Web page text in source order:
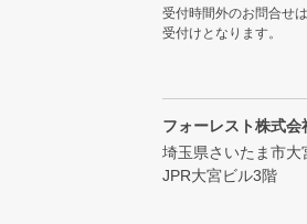
受付時間外のお問合せ
受付けとなります。
フォーレスト株式会
埼玉県さいたま市大
JPR大宮ビル3階